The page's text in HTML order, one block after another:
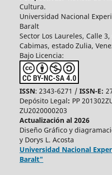
Cultura.
Universidad Nacional
Baralt
Sector Los Laureles, Calle
Cabimas, estado Zulia,
Bajo Licencia:
ISSN: 2343-6271 / ISSN-E:
Depósito Legal: PP
ZU2020000203
Actualización al 2026
Diseño Gráfico y
y Dorys L. Acosta
Universidad Nacional
Baralt"